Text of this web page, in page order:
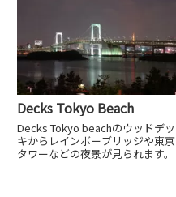
Decks Tokyo Beach
Decks Tokyo beachのウッドデッ
キからレインボーブリッジや東京
タワーなどの夜景が見られます。